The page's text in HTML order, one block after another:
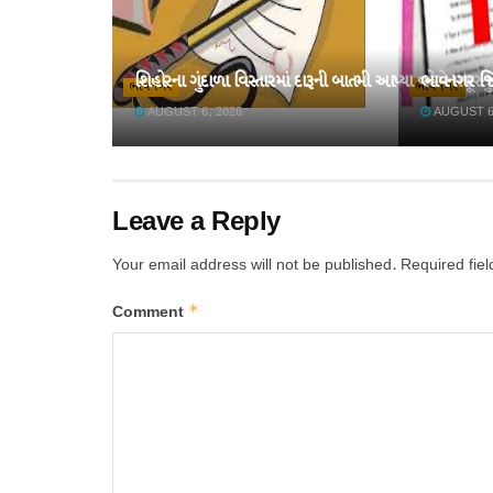
ભાવનગર
શિહોરના ગુંદાળા વિસ્તારમાં દારૂની બાતમી આપ્યા વહેમે
AUGUST 6, 2026
ભાવનગર
ભાવનગર
AUGUST
Leave a Reply
Your email address will not be published. Required
Comment *